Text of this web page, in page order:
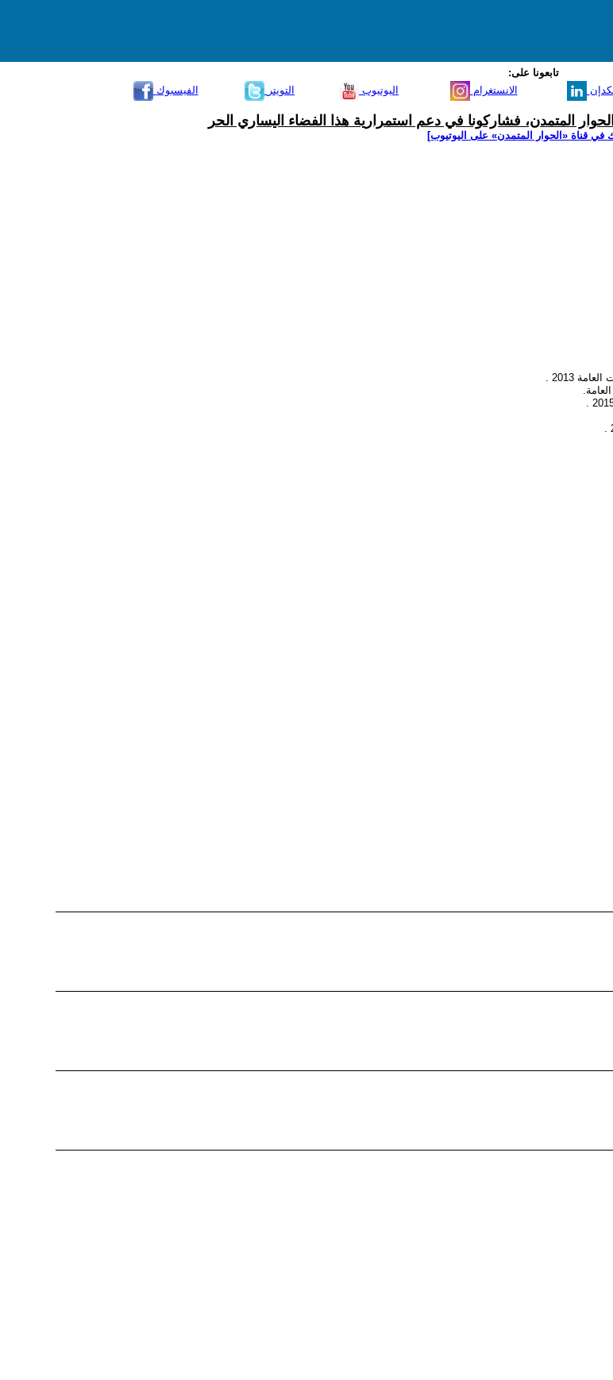
تابعونا على:
الفيسبوك
التويتر اليوتيوب الانستغرام
المتمدن، فشاركونا في دعم استمرارية هذا الفضاء اليساري الحر
في قناة ‫«الحوار المتمدن» على اليوتيوب]
2013 .